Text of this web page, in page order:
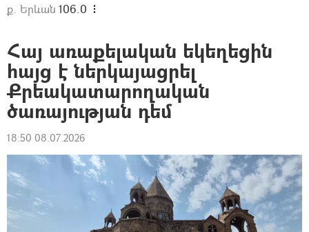
ք. Երևան 106.0
Հայ առաքելական եկեղեցին
հայց է ներկայացրել
Քրեակատարողական
ծառայության դեմ
18:50 08.07.2026